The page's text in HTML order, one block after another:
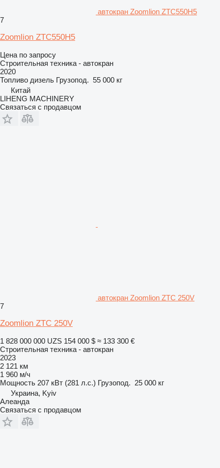
автокран Zoomlion ZTC550H5
7
Zoomlion ZTC550H5
Цена по запросу
Строительная техника - автокран
2020
Топливо дизель Грузопод. 55 000 кг
Китай
LIHENG MACHINERY
Связаться с продавцом
автокран Zoomlion ZTC 250V
7
Zoomlion ZTC 250V
1 828 000 000 UZS 154 000 $ ≈ 133 300 €
Строительная техника - автокран
2023
2 121 км
1 960 м/ч
Мощность 207 кВт (281 л.с.) Грузопод. 25 000 кг
Украина, Kyiv
Алеанда
Связаться с продавцом